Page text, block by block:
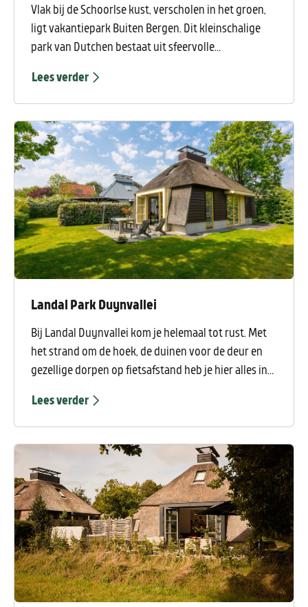
Vlak bij de Schoorlse kust, verscholen in het groen,
ligt vakantiepark Buiten Bergen. Dit kleinschalige
park van Dutchen bestaat uit sfeervolle
natuur. Hier geniet je van rust, privacy en het vrije
gevoel van een ruim opgezet park.
Lees verder
Landal Park Duynvallei
Bij Landal Duynvallei kom je helemaal tot rust. Met
het strand om de hoek, de duinen voor de deur en
gezellige dorpen op fietsafstand heb je hier alles in
Lees verder